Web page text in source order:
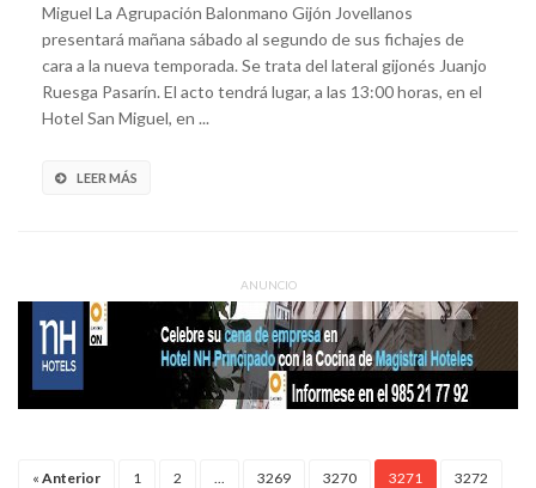
Miguel La Agrupación Balonmano Gijón Jovellanos
presentará mañana sábado al segundo de sus fichajes de
cara a la nueva temporada. Se trata del lateral gijonés Juanjo
Ruesga Pasarín. El acto tendrá lugar, a las 13:00 horas, en el
Hotel San Miguel, en ...
LEER MÁS
ANUNCIO
« Anterior 1 2 3269 3270 3271 3272